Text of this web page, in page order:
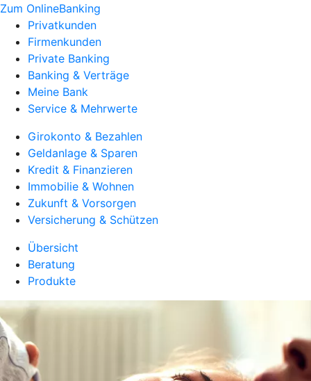
Zum OnlineBanking
Privatkunden
Firmenkunden
Private Banking
Banking & Verträge
Meine Bank
Service & Mehrwerte
Girokonto & Bezahlen
Geldanlage & Sparen
Kredit & Finanzieren
Immobilie & Wohnen
Zukunft & Vorsorgen
Versicherung & Schützen
Übersicht
Beratung
Produkte